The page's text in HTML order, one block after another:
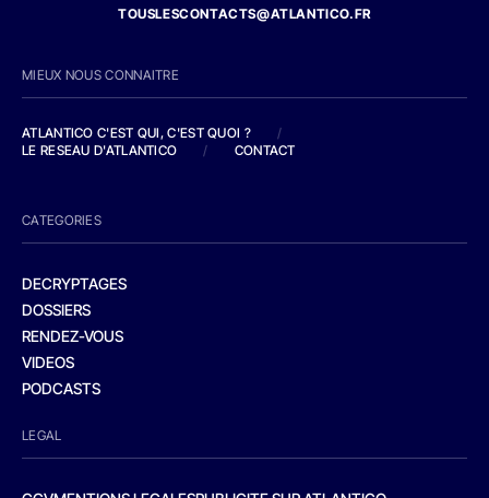
TOUSLESCONTACTS@ATLANTICO.FR
MIEUX NOUS CONNAITRE
ATLANTICO C'EST QUI, C'EST QUOI ?
/
LE RESEAU D'ATLANTICO
/ CONTACT
CATEGORIES
DECRYPTAGES
DOSSIERS
RENDEZ-VOUS
VIDEOS
PODCASTS
LEGAL